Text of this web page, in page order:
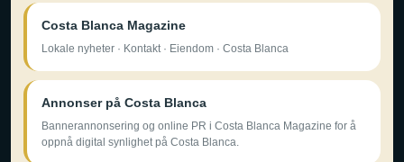
Costa Blanca Magazine
Lokale nyheter · Kontakt · Eiendom · Costa Blanca
Annonser på Costa Blanca
Bannerannonsering og online PR i Costa Blanca Magazine for å
oppnå digital synlighet på Costa Blanca.